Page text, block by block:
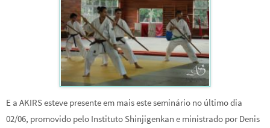
E a AKIRS esteve presente em mais este seminário no último dia
02/06, promovido pelo Instituto Shinjigenkan e ministrado por Denis